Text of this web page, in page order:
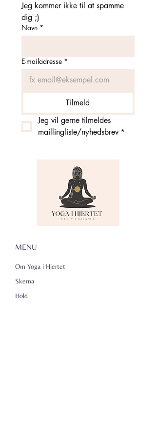
Jeg kommer ikke til at spamme
dig ;)
Navn *
E-mailadresse *
Tilmeld
Jeg vil gerne tilmeldes
maillingliste/nyhedsbrev *
MENU
Om Yoga i Hjertet
Skema
Hold